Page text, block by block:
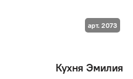
Кухня Эмилия
арт. 2073